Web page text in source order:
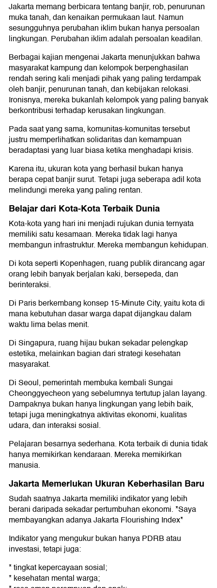
Jakarta memang berbicara tentang banjir, rob, penurunan
muka tanah, dan kenaikan permukaan laut. Namun
sesungguhnya perubahan iklim bukan hanya persoalan
lingkungan. Perubahan iklim adalah persoalan keadilan.
Berbagai kajian mengenai Jakarta menunjukkan bahwa
masyarakat kampung dan kelompok berpenghasilan
rendah sering kali menjadi pihak yang paling terdampak
oleh banjir, penurunan tanah, dan kebijakan relokasi.
Ironisnya, mereka bukanlah kelompok yang paling banyak
berkontribusi terhadap kerusakan lingkungan.
Pada saat yang sama, komunitas-komunitas tersebut
justru memperlihatkan solidaritas dan kemampuan
beradaptasi yang luar biasa ketika menghadapi krisis.
Karena itu, ukuran kota yang berhasil bukan hanya
berapa cepat banjir surut. Tetapi juga seberapa adil kota
melindungi mereka yang paling rentan.
Belajar dari Kota-Kota Terbaik Dunia
Kota-kota yang hari ini menjadi rujukan dunia ternyata
memiliki satu kesamaan. Mereka tidak lagi hanya
membangun infrastruktur. Mereka membangun kehidupan.
Di kota seperti Kopenhagen, ruang publik dirancang agar
orang lebih banyak berjalan kaki, bersepeda, dan
berinteraksi.
Di Paris berkembang konsep 15-Minute City, yaitu kota di
mana kebutuhan dasar warga dapat dijangkau dalam
waktu lima belas menit.
Di Singapura, ruang hijau bukan sekadar pelengkap
estetika, melainkan bagian dari strategi kesehatan
masyarakat.
Di Seoul, pemerintah membuka kembali Sungai
Cheonggyecheon yang sebelumnya tertutup jalan layang.
Dampaknya bukan hanya lingkungan yang lebih baik,
tetapi juga meningkatnya aktivitas ekonomi, kualitas
udara, dan interaksi sosial.
Pelajaran besarnya sederhana. Kota terbaik di dunia tidak
hanya memikirkan kendaraan. Mereka memikirkan
manusia.
Jakarta Memerlukan Ukuran Keberhasilan Baru
Sudah saatnya Jakarta memiliki indikator yang lebih
berani daripada sekadar pertumbuhan ekonomi. *Saya
membayangkan adanya Jakarta Flourishing Index*
Indikator yang mengukur bukan hanya PDRB atau
investasi, tetapi juga:
* tingkat kepercayaan sosial;
* kesehatan mental warga;